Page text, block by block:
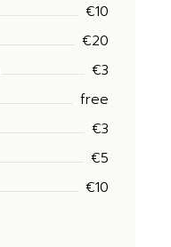
€10
€20
€3
free
€3
€5
€10